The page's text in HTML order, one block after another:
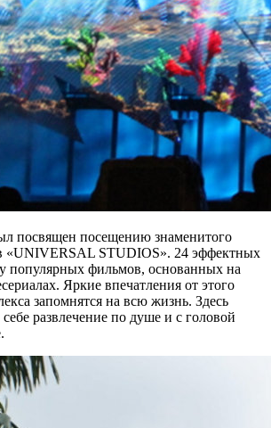
посвящен посещению знаменитого
«UNIVERSAL STUDIOS». 24 эффектных
популярных фильмов, основанных на
Яркие впечатления от этого
запомнятся на всю жизнь. Здесь
развлечение по душе и с головой